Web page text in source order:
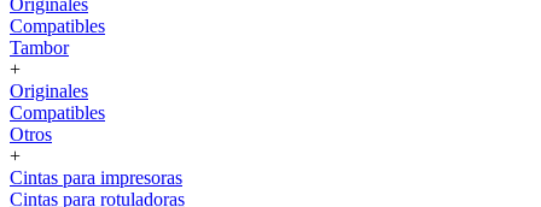
Originales
Compatibles
Tambor
+
Originales
Compatibles
Otros
+
Cintas para impresoras
Cintas para rotuladoras